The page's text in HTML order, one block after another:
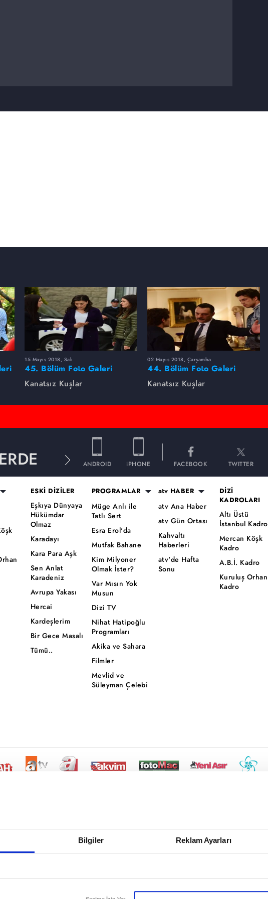
Bilgiler Reklam Ayarları
15 Mayıs 2018, Salı
45. Bölüm Foto Galeri
Kanatsız Kuşlar
02 Mayıs 2018, Çarşamba
44. Bölüm Foto Galeri
Kanatsız Kuşlar
ANDROID iPHONE FACEBOOK TWITTER
ESKİ DİZİLER
Eşkıya Dünyaya
Hükümdar
Olmaz
Karadayı
Kara Para Aşk
Sen Anlat
Karadeniz
Avrupa Yakası
Hercai
Kardeşlerim
Bir Gece Masalı
Tümü..
PROGRAMLAR
Müge Anlı ile
Tatlı Sert
Esra Erol'da
Mutfak Bahane
Kim Milyoner
Olmak İster?
Var Mısın Yok
Musun
Dizi TV
Nihat Hatipoğlu
Programları
Akika ve Sahara
Filmler
Mevlid ve
Süleyman Çelebi
atv HABER
atv Ana Haber
atv Gün Ortası
Kahvaltı
Haberleri
atv'de Hafta
Sonu
DİZİ
KADROLARI
Altı Üstü
İstanbul Kadro
Mercan Köşk
Kadro
A.B.İ. Kadro
Kuruluş Orhan
Kadro